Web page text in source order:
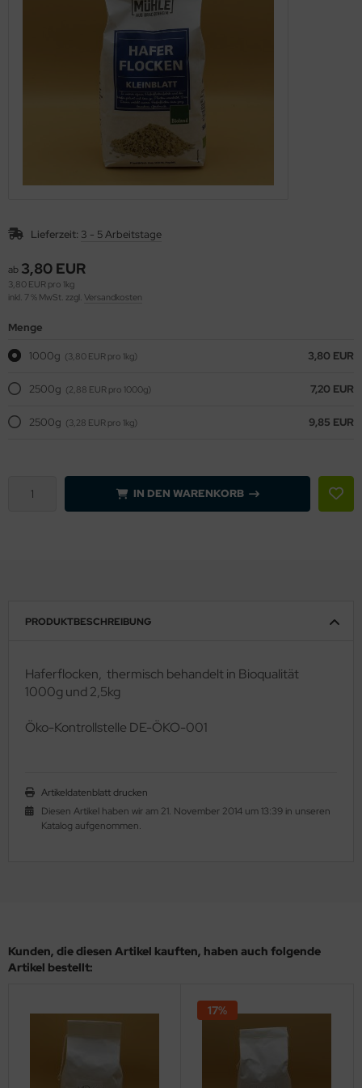
Lieferzeit: 3 - 5 Arbeitstage
ab 3,80 EUR
3,80 EUR pro 1kg
inkl. 7 % MwSt. zzgl. Versandkosten
Menge
1000g (3,80 EUR pro 1kg) 3,80 EUR
2500g (2,88 EUR pro 1000g) 7,20 EUR
2500g (3,28 EUR pro 1kg) 9,85 EUR
IN DEN WARENKORB
PRODUKTBESCHREIBUNG
Haferflocken, thermisch behandelt in Bioqualität
1000g und 2,5kg
Öko-Kontrollstelle DE-ÖKO-001
Artikeldatenblatt drucken
Diesen Artikel haben wir am 21. November 2014 um 13:39 in unseren
Katalog aufgenommen.
Kunden, die diesen Artikel kauften, haben auch folgende
Artikel bestellt:
17%
und Knäckebrot in Rohkostqualität
Lebensmittel, verschiedene Produkte
Vitakeimerzeugnisse